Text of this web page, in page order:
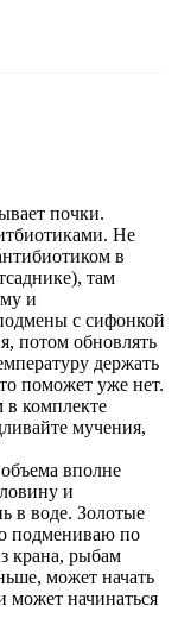
почки.
Не
в
там
и
с сифонкой
потом обновлять
держать
поможет уже нет.
комплекте
мучения,
вполне
и
в воде. Золотые
подмениваю по
крана, рыбам
может начать
может начинаться